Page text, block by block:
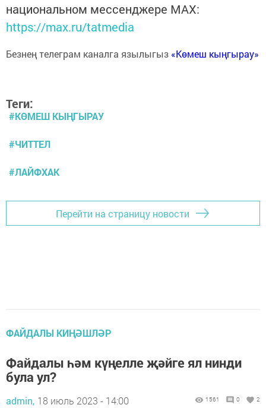
национальном мессенджере MАХ:
https://max.ru/tatmedia
Безнең телеграм каналга язылыгыз «Көмеш кыңгырау»
Теги:
#КӨМЕШ КЫҢГЫРАУ
#ЧИТТЕЛ
#ЛАЙФХАК
Перейти на страницу новости
ФАЙДАЛЫ КИҢӘШЛӘР
Файдалы һәм күңелле җәйге ял нинди
була ул?
admin, 18 июль 2023 - 14:00 1561 0 2